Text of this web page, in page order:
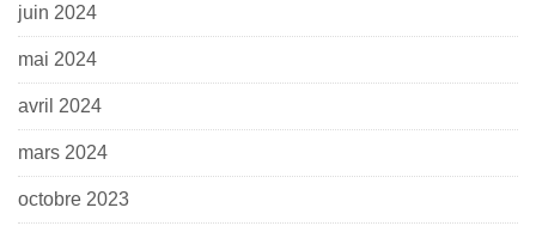
juin 2024
mai 2024
avril 2024
mars 2024
octobre 2023